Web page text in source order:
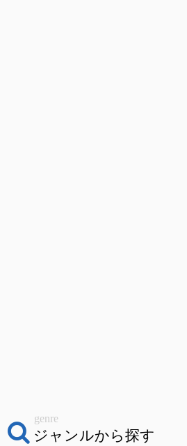
ジャンルから探す
genre